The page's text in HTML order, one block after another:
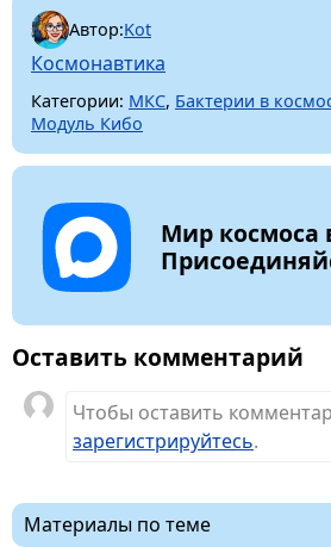
Автор:Kot
Космонавтика
Категории: МКС, Бактерии в
Модуль Кибо
Мир космоса
Оставить комментарий
Чтобы оставить
зарегистрируйтесь.
Материалы по теме